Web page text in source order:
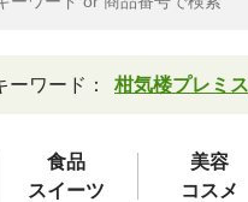
ーワード： 柑気楼プレミ
食品
スイーツ
美容
コスメ